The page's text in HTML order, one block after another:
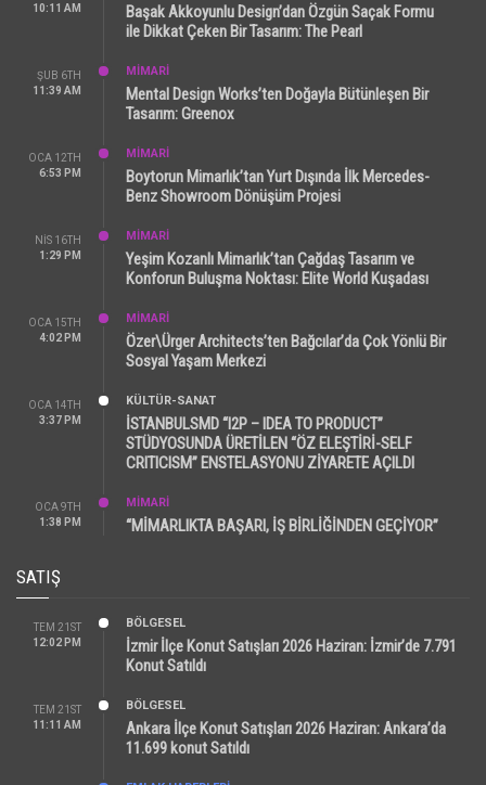
10:11 AM
Başak Akkoyunlu Design’dan Özgün Saçak Formu
ile Dikkat Çeken Bir Tasarım: The Pearl
ŞUB 6TH
11:39 AM
MİMARİ
Mental Design Works’ten Doğayla Bütünleşen Bir
Tasarım: Greenox
OCA 12TH
6:53 PM
MİMARİ
Boytorun Mimarlık’tan Yurt Dışında İlk Mercedes-
Benz Showroom Dönüşüm Projesi
NIS 16TH
1:29 PM
MİMARİ
Yeşim Kozanlı Mimarlık’tan Çağdaş Tasarım ve
Konforun Buluşma Noktası: Elite World Kuşadası
OCA 15TH
4:02 PM
MİMARİ
Özer\Ürger Architects’ten Bağcılar’da Çok Yönlü Bir
Sosyal Yaşam Merkezi
OCA 14TH
3:37 PM
KÜLTÜR-SANAT
İSTANBULSMD “I2P – IDEA TO PRODUCT”
STÜDYOSUNDA ÜRETİLEN “ÖZ ELEŞTİRİ-SELF
CRITICISM” ENSTELASYONU ZİYARETE AÇILDI
OCA 9TH
1:38 PM
MİMARİ
“MİMARLIKTA BAŞARI, İŞ BİRLİĞİNDEN GEÇİYOR”
SATIŞ
TEM 21ST
12:02 PM
BÖLGESEL
İzmir İlçe Konut Satışları 2026 Haziran: İzmir’de 7.791
Konut Satıldı
TEM 21ST
11:11 AM
BÖLGESEL
Ankara İlçe Konut Satışları 2026 Haziran: Ankara’da
11.699 konut Satıldı